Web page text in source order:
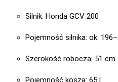
Silnik: Honda GCV 200
Pojemność silnika: ok.
Szerokość robocza: 51 cm
Pojemność kosza: 65 l